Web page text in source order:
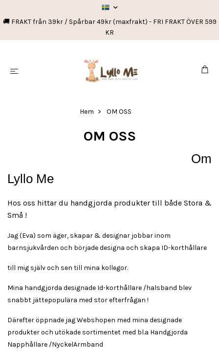
🚚 FRAKT från 39kr / Spårbar 49kr (maxfrakt) - FRI FRAKT ÖVER 599
KR
Hem OM OSS
OM OSS
Om
Lyllo Me
Hos oss hittar du handgjorda produkter till både Stora &
Små !
Jag (Eva) som äger, skapar & designar jobbar inom
barnsjukvården och började designa och skapa ID-korthållare
till mig själv och sen till mina kollegor.
Mina handgjorda designade Id-korthållare /halsband blev
snabbt jättepopulära med stor efterfrågan !
Därefter öppnade jag Webshopen med mina designade
produkter och utökade sortimentet med bl.a Handgjorda
Napphållare /NyckelArmband